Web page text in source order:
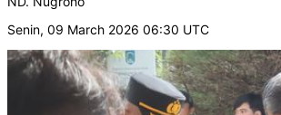
Senin, 09 March 2026 06:30 UTC